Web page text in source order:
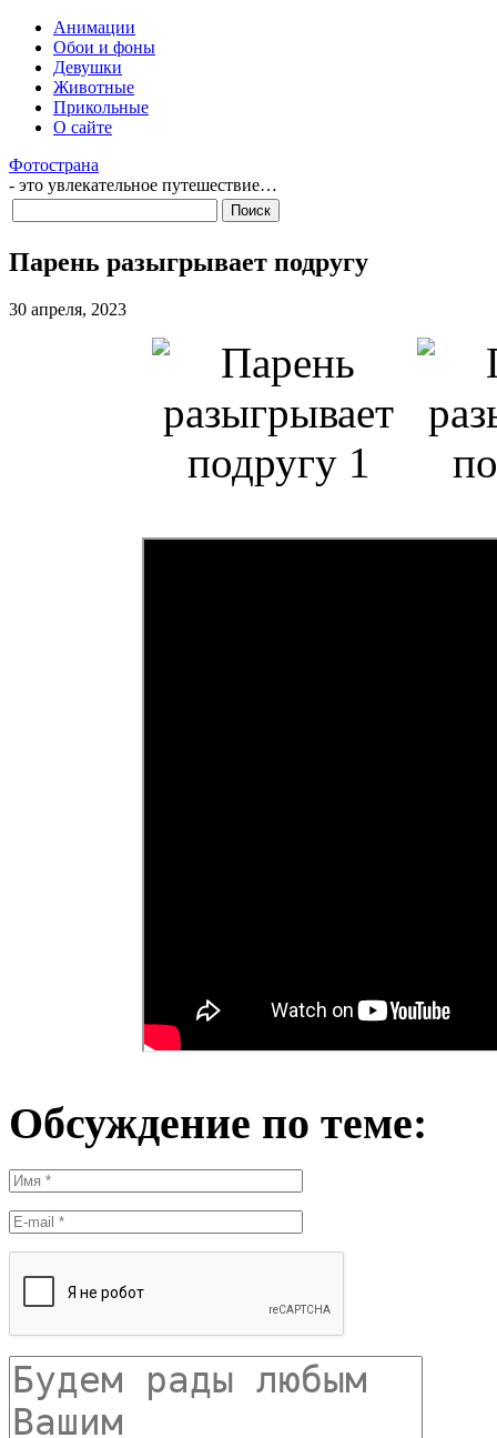
Анимации
Обои и фоны
Девушки
Животные
Прикольные
О сайте
Фотострана
- это увлекательное путешествие…
Парень разыгрывает подругу
30 апреля, 2023
Обсуждение по теме: